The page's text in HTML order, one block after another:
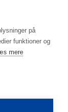
på
funktioner og
mere